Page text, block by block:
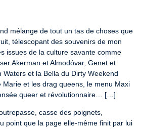
mélange de tout un tas de choses que
télescopant des souvenirs de mon
issues de la culture savante comme
Akerman et Almodóvar, Genet et
Waters et la Bella du Dirty Weekend
Marie et les drag queens, le menu Maxi
queer et révolutionnaire… […]
casse des poignets,
point que la page elle-même finit par lui